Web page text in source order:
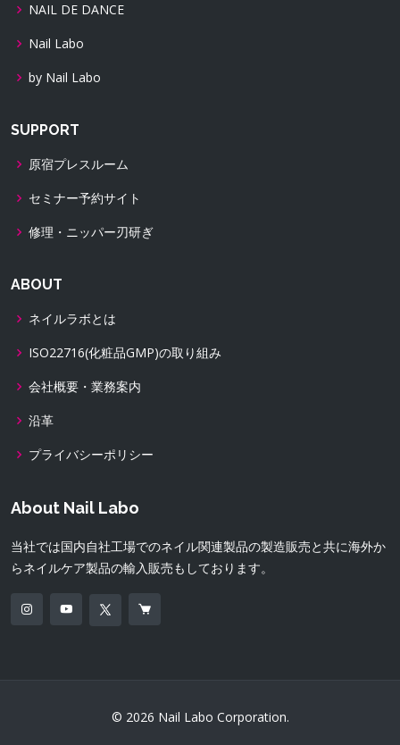
NAIL DE DANCE
Nail Labo
by Nail Labo
SUPPORT
原宿プレスルーム
セミナー予約サイト
修理・ニッパー刃研ぎ
ABOUT
ネイルラボとは
ISO22716(化粧品GMP)の取り組み
会社概要・業務案内
沿革
プライバシーポリシー
About Nail Labo
当社では国内自社工場でのネイル関連製品の製造販売と共に海外か
らネイルケア製品の輸入販売もしております。
© 2026 Nail Labo Corporation.